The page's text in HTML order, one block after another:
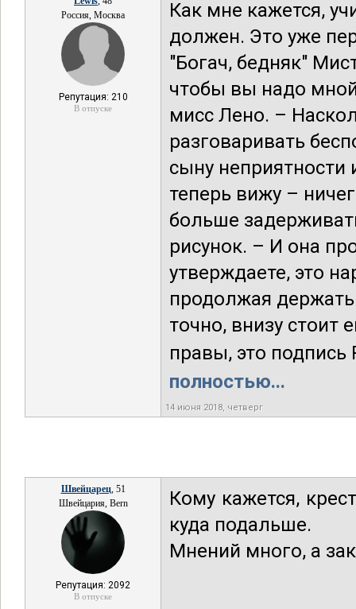
Россия, Москва
Репутация: 210
В отпуске
Как мне кажется,
должен. Это уже
"Богач, бедняк"
чтобы вы надо
мисс Лено. –
разговаривать
сыну неприятности
теперь вижу –
больше
рисунок. – И она
утверждаете, это
продолжая
точно, внизу стоит
правы, это подпись
полностью...
14 июня 2018, четверг
Швейцарец, 51
Швейцария, Bern
Репутация: 2092
В отпуске
Кому кажется,
куда подальше.
Мнений много, а